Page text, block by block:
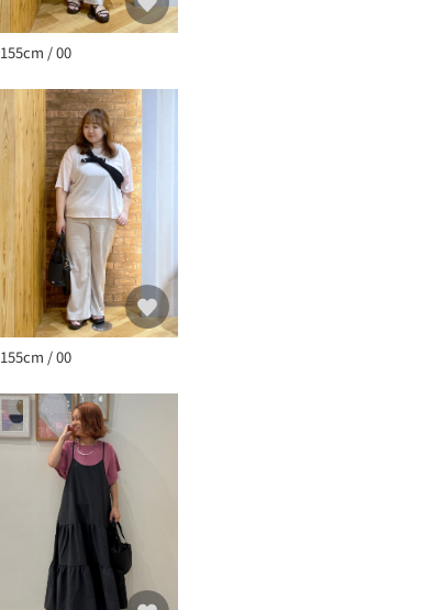
155cm / 00
155cm / 00